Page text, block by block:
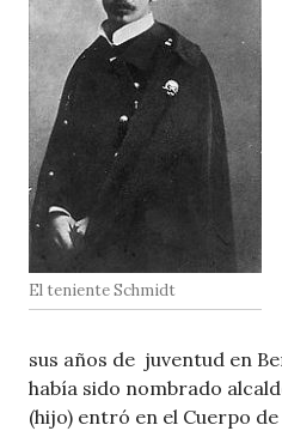
El teniente Schmidt
sus años de juventud en
había sido nombrado
(hijo) entró en el Cuerpo